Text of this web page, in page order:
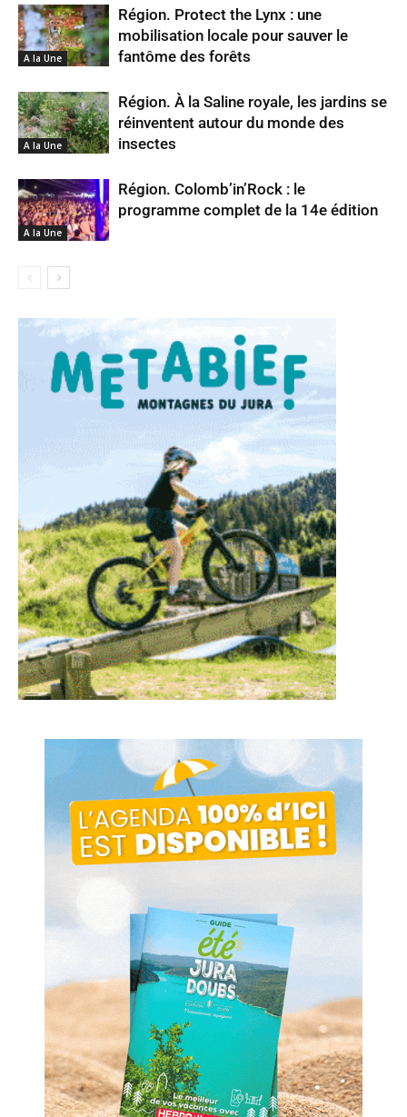
A la Une
Région. Protect the Lynx : une
mobilisation locale pour sauver le
fantôme des forêts
A la Une
Région. À la Saline royale, les jardins se
réinventent autour du monde des
insectes
A la Une
Région. Colomb’in’Rock : le
programme complet de la 14e édition